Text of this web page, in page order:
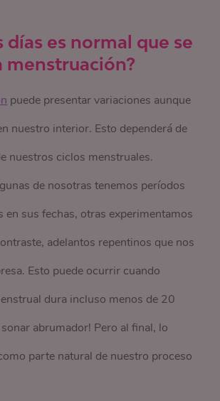
días es normal que se
menstruación?
puede presentar variaciones aunque
nuestro interior. Esto dependerá de
nuestros ciclos menstruales.
de nosotras tenemos períodos
en sus fechas, otras experimentamos
adelantos repentinos que nos
Esto puede ocurrir cuando
dura incluso menos de 20
sonar abrumador! Pero al final, lo
parte natural de nuestro proceso